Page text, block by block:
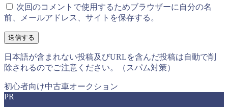
次回のコメントで使用するためブラウザーに自分の名
前、メールアドレス、サイトを保存する。
日本語が含まれない投稿及びURLを含んだ投稿は自動で削
除されるのでご注意ください。（スパム対策）
初心者向け中古車オークション
PR